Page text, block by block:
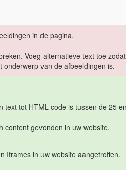
in de pagina.
Voeg alternatieve text toe
onderwerp van de afbeeldingen is.
text tot HTML code is tussen de 25
content gevonden in uw website.
Iframes in uw website aangetroffen.